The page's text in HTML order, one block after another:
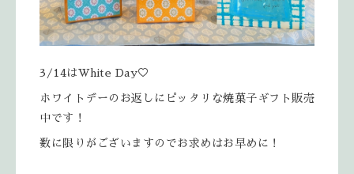
3/14はWhite Day♡
ホワイトデーのお返しにピッタリな焼菓子ギフト販売
中です！
数に限りがございますのでお求めはお早めに！